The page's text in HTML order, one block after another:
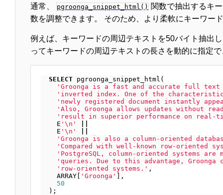
通常、 pgroonga_snippet_html() 関数で抽出するキ
数を調整できます。 そのため、より柔軟にキーワー
例えば、キーワードの周辺テキストを50バイト抽出
ってキーワードの周辺テキストの長さを動的に指定
SELECT pgroonga_snippet_html (
'Groonga is a fast and accurate full text
'inverted index. One of the
'newly registered document instantly
'Also, Groonga allows updates without
'result in superior performance on real-
E ' \n '
E ' \n '
'Groonga is also a column-oriented
'Compared with well-known row-oriented
'PostgreSQL, column-oriented systems
'queries. Due to this advantage, Groonga
'row-oriented systems.' ,
ARRAY
'Groonga'
],
50
);